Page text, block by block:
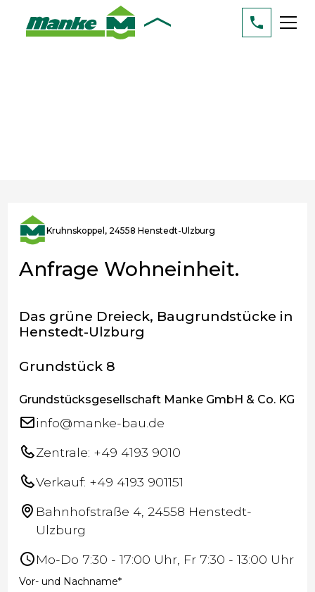
Kruhnskoppel, 24558 Henstedt-Ulzburg
Anfrage Wohneinheit.
Das grüne Dreieck, Baugrundstücke in
Henstedt-Ulzburg
Grundstück 8
Grundstücksgesellschaft Manke GmbH & Co. KG
info@manke-bau.de
Zentrale: +49 4193 9010
Verkauf: +49 4193 901151
Bahnhofstraße 4, 24558 Henstedt-
Ulzburg
Mo-Do 7:30 - 17:00 Uhr, Fr 7:30 - 13:00 Uhr
Vor- und Nachname*